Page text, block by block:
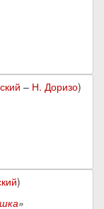
– Н. Доризо)
)
»